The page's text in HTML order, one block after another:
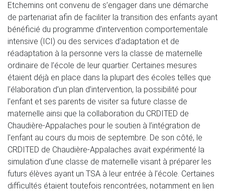
Etchemins ont convenu de s’engager dans une démarche
de partenariat afin de faciliter la transition des enfants ayant
bénéficié du programme d’intervention comportementale
intensive (ICI) ou des services d’adaptation et de
réadaptation à la personne vers la classe de maternelle
ordinaire de l’école de leur quartier. Certaines mesures
étaient déjà en place dans la plupart des écoles telles que
l’élaboration d’un plan d’intervention, la possibilité pour
l’enfant et ses parents de visiter sa future classe de
maternelle ainsi que la collaboration du CRDITED de
Chaudière-Appalaches pour le soutien à l’intégration de
l’enfant au cours du mois de septembre. De son côté, le
CRDITED de Chaudière-Appalaches avait expérimenté la
simulation d’une classe de maternelle visant à préparer les
futurs élèves ayant un TSA à leur entrée à l’école. Certaines
difficultés étaient toutefois rencontrées, notamment en lien